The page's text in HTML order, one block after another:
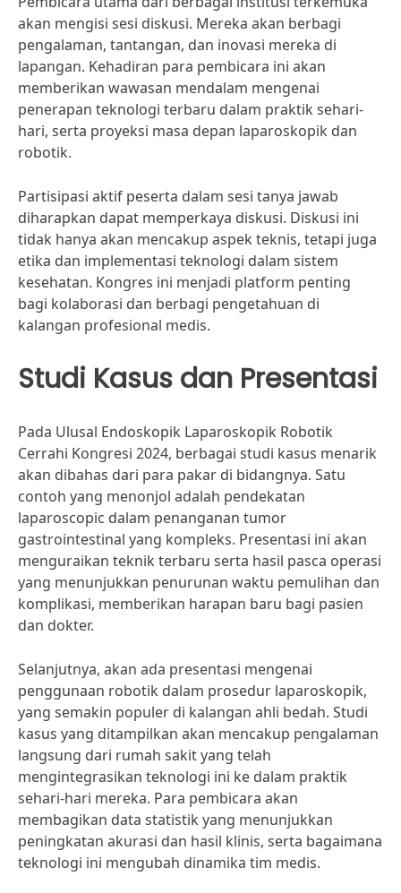
akan mengisi sesi diskusi. Mereka akan berbagi
pengalaman, tantangan, dan inovasi mereka di
lapangan. Kehadiran para pembicara ini akan
memberikan wawasan mendalam mengenai
penerapan teknologi terbaru dalam praktik sehari-
hari, serta proyeksi masa depan laparoskopik dan
robotik.
Partisipasi aktif peserta dalam sesi tanya jawab
diharapkan dapat memperkaya diskusi. Diskusi ini
tidak hanya akan mencakup aspek teknis, tetapi juga
etika dan implementasi teknologi dalam sistem
kesehatan. Kongres ini menjadi platform penting
bagi kolaborasi dan berbagi pengetahuan di
kalangan profesional medis.
Studi Kasus dan Presentasi
Pada Ulusal Endoskopik Laparoskopik Robotik
Cerrahi Kongresi 2024, berbagai studi kasus menarik
akan dibahas dari para pakar di bidangnya. Satu
contoh yang menonjol adalah pendekatan
laparoscopic dalam penanganan tumor
gastrointestinal yang kompleks. Presentasi ini akan
menguraikan teknik terbaru serta hasil pasca operasi
yang menunjukkan penurunan waktu pemulihan dan
komplikasi, memberikan harapan baru bagi pasien
dan dokter.
Selanjutnya, akan ada presentasi mengenai
penggunaan robotik dalam prosedur laparoskopik,
yang semakin populer di kalangan ahli bedah. Studi
kasus yang ditampilkan akan mencakup pengalaman
langsung dari rumah sakit yang telah
mengintegrasikan teknologi ini ke dalam praktik
sehari-hari mereka. Para pembicara akan
membagikan data statistik yang menunjukkan
peningkatan akurasi dan hasil klinis, serta bagaimana
teknologi ini mengubah dinamika tim medis.